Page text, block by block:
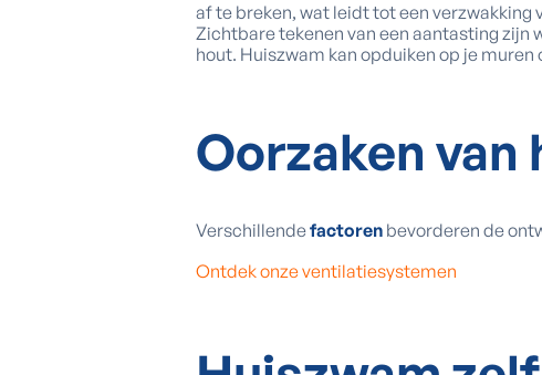
af te breken, wat leidt tot een
Zichtbare tekenen van een aantasting
hout. Huiszwam kan opduiken op je
Oorzaken van
Verschillendefactorenbevorderen de
Ontdek onze ventilatiesystemen